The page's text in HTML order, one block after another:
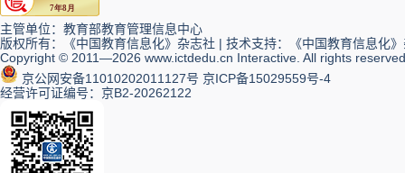
主管单位：教育部教育管理信息中心
版权所有：《中国教育信息化》杂志社 | 技术支持：《中国教育信息化
Copyright © 2011―2026 www.ictdedu.cn Interactive. All rights
京公网安备11010202011127号 京ICP备15029559号-4
经营许可证编号：京B2-20262122